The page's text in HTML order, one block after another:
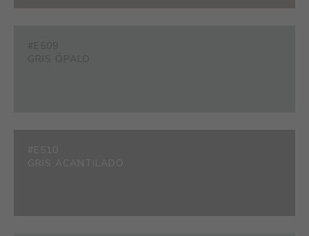
#E509
GRIS ÓPALO